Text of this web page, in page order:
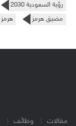
رؤية السعودية 2030
مضيق هرمز
هرمز
مقالات وظائف